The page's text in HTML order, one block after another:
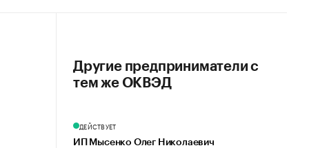
Другие предприниматели с
тем же ОКВЭД
ДЕЙСТВУЕТ
ИП Мысенко Олег Николаевич